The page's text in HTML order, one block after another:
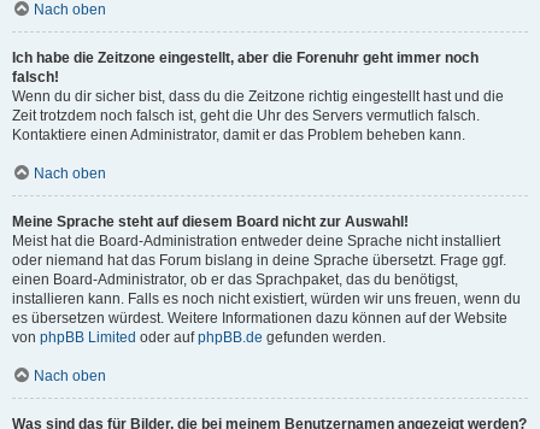
Nach oben
Ich habe die Zeitzone eingestellt, aber die Forenuhr geht immer noch
falsch!
Wenn du dir sicher bist, dass du die Zeitzone richtig eingestellt hast und die
Zeit trotzdem noch falsch ist, geht die Uhr des Servers vermutlich falsch.
Kontaktiere einen Administrator, damit er das Problem beheben kann.
Nach oben
Meine Sprache steht auf diesem Board nicht zur Auswahl!
Meist hat die Board-Administration entweder deine Sprache nicht installiert
oder niemand hat das Forum bislang in deine Sprache übersetzt. Frage ggf.
einen Board-Administrator, ob er das Sprachpaket, das du benötigst,
installieren kann. Falls es noch nicht existiert, würden wir uns freuen, wenn du
es übersetzen würdest. Weitere Informationen dazu können auf der Website
von phpBB Limited oder aufphpBB.de gefunden werden.
Nach oben
Was sind das für Bilder, die bei meinem Benutzernamen angezeigt werden?